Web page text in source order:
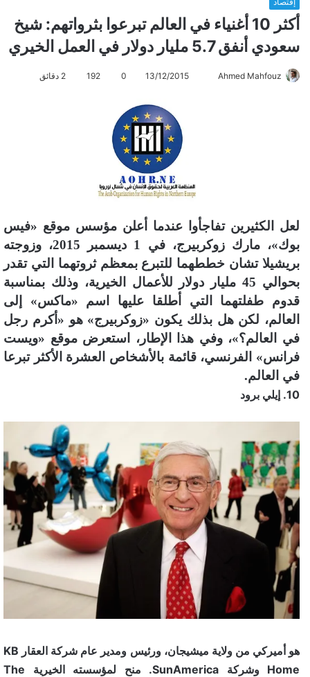
أكثر 10 أغنياء في العالم تبرعوا بثرواتهم: شيخ
سعودي أنفق 5.7 مليار دولار في العمل الخيري
Ahmed Mahfouz
إ
ل
ك
ر
و
ن
ي
ا
13/12/2015
0
192
لعل الكثيرين تفاجأوا عندما أعلن مؤسس موقع «فيس
بوك»، مارك زوكربيرج، في 1 ديسمبر 2015، وزوجته
بريشيلا تشان خططهما للتبرع بمعظم ثروتهما التي تقدر
بحوالي 45 مليار دولار للأعمال الخيرية، وذلك بمناسبة
قدوم طفلتهما التي أطلقا عليها اسم «ماكس» إلى
العالم، لكن هل بذلك يكون «زوكربيرج» هو «أكرم رجل
في العالم؟»، وفي هذا الإطار، استعرض موقع «ويست
فرانس» الفرنسي، قائمة بالأشخاص العشرة الأكثر تبرعا
في العالم.
10. إيلي برود
هو أميركي من ولاية ميشيجان، ورئيس ومدير عام شركة العقار KB
Home وشركة SunAmerica. منح لمؤسسته الخيرية The